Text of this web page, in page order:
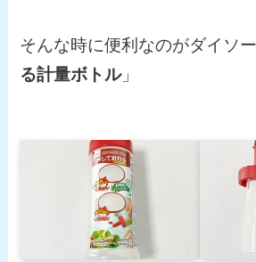
そんな時に便利なのがダイソ
る計量ボトル」